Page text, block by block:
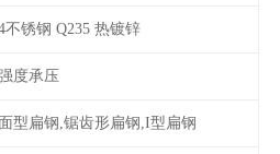
不锈钢 Q235 热镀锌
度承压
型扁钢,锯齿形扁钢,I型扁钢